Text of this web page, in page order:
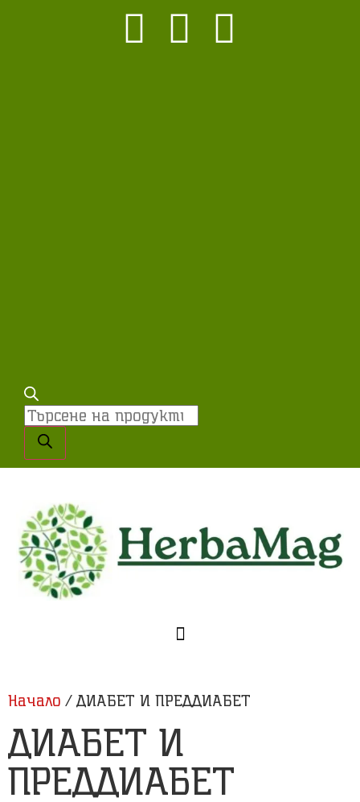
Начало / ДИАБЕТ И ПРЕДДИАБЕТ
ДИАБЕТ И
ПРЕДДИАБЕТ